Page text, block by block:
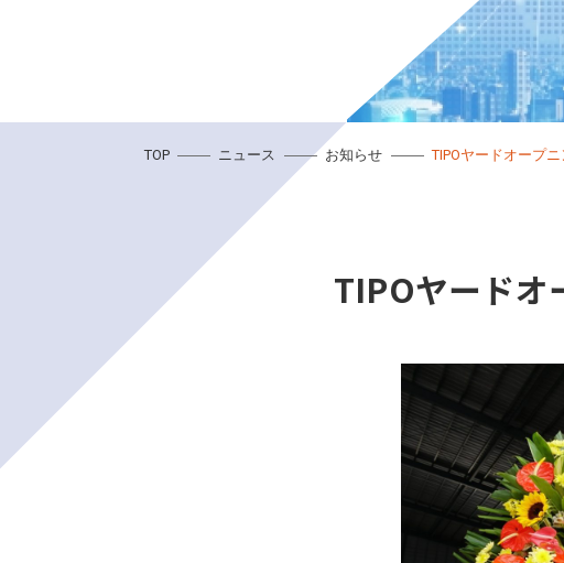
TOP ニュース お知らせ TIPOヤードオープ
TIPOヤードオ